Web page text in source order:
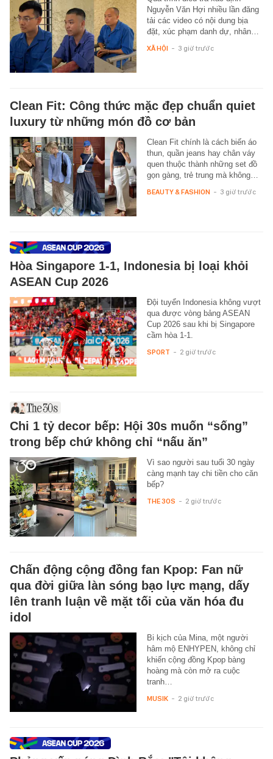
Nguyễn Văn Hợi nhiều lần đăng
tải các video có nội dung bịa
đặt, xúc phạm danh dự, nhân…
XÃ HỘI - 3 giờ trước
Clean Fit: Công thức mặc đẹp chuẩn quiet
luxury từ những món đồ cơ bản
Clean Fit chính là cách biến áo
thun, quần jeans hay chân váy
quen thuộc thành những set đồ
gọn gàng, trẻ trung mà không…
BEAUTY & FASHION - 3 giờ trước
Hòa Singapore 1-1, Indonesia bị loại khỏi
ASEAN Cup 2026
Đội tuyển Indonesia không vượt
qua được vòng bảng ASEAN
Cup 2026 sau khi bị Singapore
cầm hòa 1-1.
SPORT - 2 giờ trước
Chi 1 tỷ decor bếp: Hội 30s muốn “sống”
trong bếp chứ không chỉ “nấu ăn”
Vì sao người sau tuổi 30 ngày
càng mạnh tay chi tiền cho căn
bếp?
THE 30S - 2 giờ trước
Chấn động cộng đồng fan Kpop: Fan nữ
qua đời giữa làn sóng bạo lực mạng, dấy
lên tranh luận về mặt tối của văn hóa đu
idol
Bi kịch của Mina, một người
hâm mộ ENHYPEN, không chỉ
khiến cộng đồng Kpop bàng
hoàng mà còn mở ra cuộc
tranh…
MUSIK - 2 giờ trước